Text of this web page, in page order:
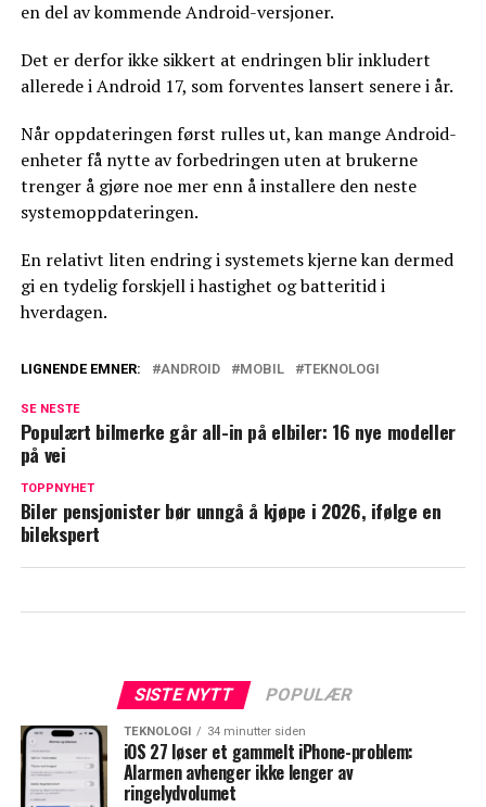
en del av kommende Android-versjoner.
Det er derfor ikke sikkert at endringen blir inkludert
allerede i Android 17, som forventes lansert senere i år.
Når oppdateringen først rulles ut, kan mange Android-
enheter få nytte av forbedringen uten at brukerne
trenger å gjøre noe mer enn å installere den neste
systemoppdateringen.
En relativt liten endring i systemets kjerne kan dermed
gi en tydelig forskjell i hastighet og batteritid i
hverdagen.
LIGNENDE EMNER: ANDROID MOBIL TEKNOLOGI
SE NESTE
Populært bilmerke går all-in på elbiler: 16 nye modeller
på vei
TOPPNYHET
Biler pensjonister bør unngå å kjøpe i 2026, ifølge en
bilekspert
SISTE NYTT POPULÆR
TEKNOLOGI 34 minutter siden
iOS 27 løser et gammelt iPhone-problem:
Alarmen avhenger ikke lenger av
ringelydvolumet